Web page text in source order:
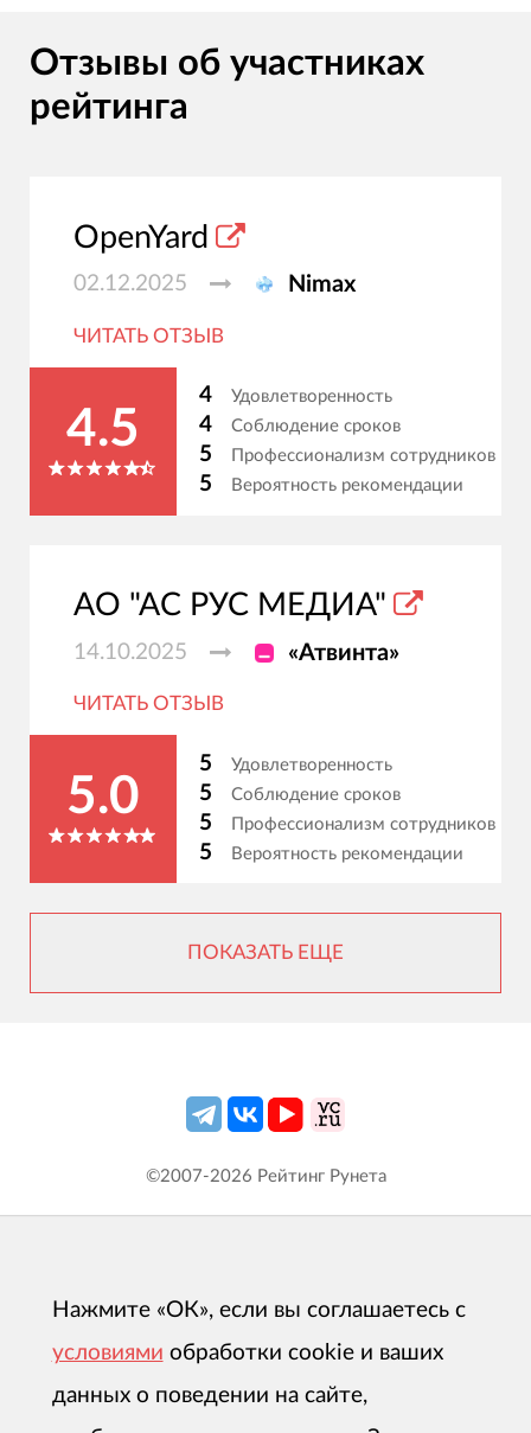
Отзывы об участниках
рейтинга
OpenYard
02.12.2025 Nimax
ЧИТАТЬ ОТЗЫВ
4.5
4 Удовлетворенность
4 Соблюдение сроков
5 Профессионализм сотрудников
5 Вероятность рекомендации
АО "АС РУС МЕДИА"
14.10.2025 «Атвинта»
ЧИТАТЬ ОТЗЫВ
5.0
5 Удовлетворенность
5 Соблюдение сроков
5 Профессионализм сотрудников
5 Вероятность рекомендации
ПОКАЗАТЬ ЕЩЕ
©2007-2026 Рейтинг Рунета
Нажмите «ОК», если вы соглашаетесь с
условиями обработки cookie и ваших
данных о поведении на сайте,